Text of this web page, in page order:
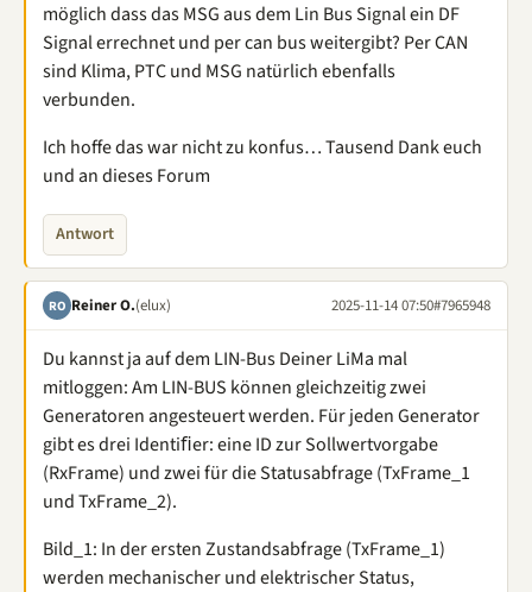
möglich dass das MSG aus dem Lin Bus Signal ein DF
Signal errechnet und per can bus weitergibt? Per CAN
sind Klima, PTC und MSG natürlich ebenfalls
verbunden.
Ich hoffe das war nicht zu konfus… Tausend Dank euch
und an dieses Forum
Antwort
RO Reiner O.(elux) 2025-11-14 07:50#7965948
Du kannst ja auf dem LIN-Bus Deiner LiMa mal
mitloggen: Am LIN-BUS können gleichzeitig zwei
Generatoren angesteuert werden. Für jeden Generator
gibt es drei Identiﬁer: eine ID zur Sollwertvorgabe
(RxFrame) und zwei für die Statusabfrage (TxFrame_1
und TxFrame_2).
Bild_1: In der ersten Zustandsabfrage (TxFrame_1)
werden mechanischer und elektrischer Status,